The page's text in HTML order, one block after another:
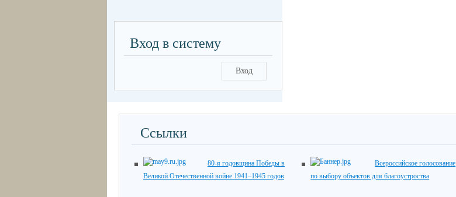
Вход в систему
Вход
Ссылки
80-я годовщина Победы в
Великой Отечественной войне 1941–1945 годов
Всероссийское голосование
по выбору объектов для благоустроства